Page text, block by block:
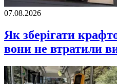
07.08.2026
Як зберігати
вони не втратили